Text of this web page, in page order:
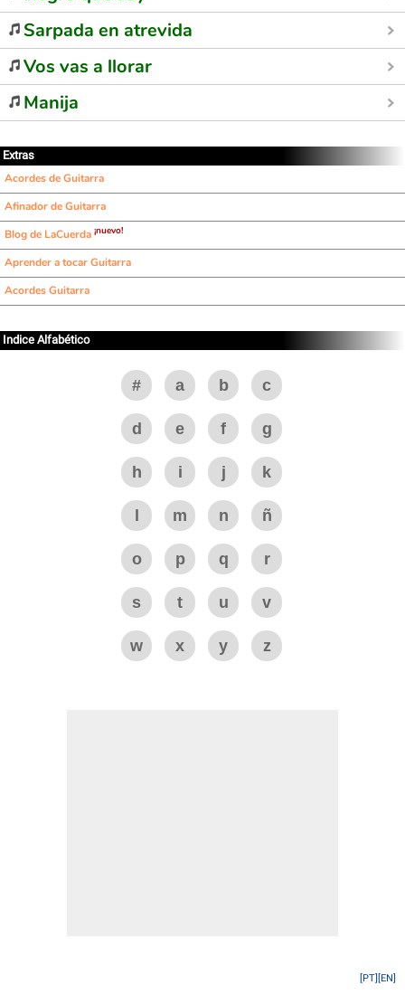
Sarpada en atrevida
Vos vas a llorar
Manija
Extras
Acordes de Guitarra
Afinador de Guitarra
Blog de LaCuerda ¡nuevo!
Aprender a tocar Guitarra
Acordes Guitarra
Indice Alfabético
# a b c
d e f g
h i j k
m n ñ
o p q r
s t u v
w x y z
[EN]
[PT]